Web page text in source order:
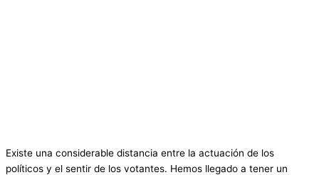
Existe una considerable distancia entre la actuación de los
políticos y el sentir de los votantes. Hemos llegado a tener un